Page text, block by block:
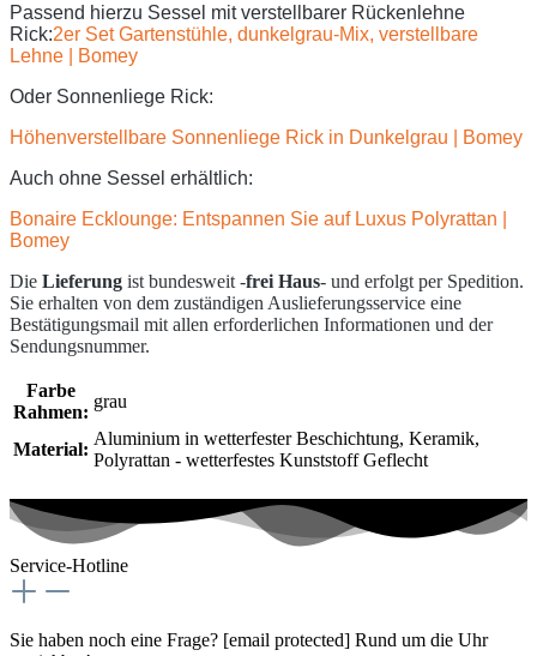
Passend hierzu Sessel mit verstellbarer Rückenlehne
Rick:2er Set Gartenstühle, dunkelgrau-Mix, verstellbare
Lehne | Bomey
Oder Sonnenliege Rick:
Höhenverstellbare Sonnenliege Rick in Dunkelgrau | Bomey
Auch ohne Sessel erhältlich:
Bonaire Ecklounge: Entspannen Sie auf Luxus Polyrattan |
Bomey
Die Lieferung ist bundesweit -frei Haus- und erfolgt per Spedition.
Sie erhalten von dem zuständigen Auslieferungsservice eine
Bestätigungsmail mit allen erforderlichen Informationen und der
Sendungsnummer.
Farbe
Rahmen:
grau
Material:
Aluminium in wetterfester Beschichtung, Keramik,
Polyrattan - wetterfestes Kunststoff Geflecht
Service-Hotline
Sie haben noch eine Frage? [email protected] Rund um die Uhr